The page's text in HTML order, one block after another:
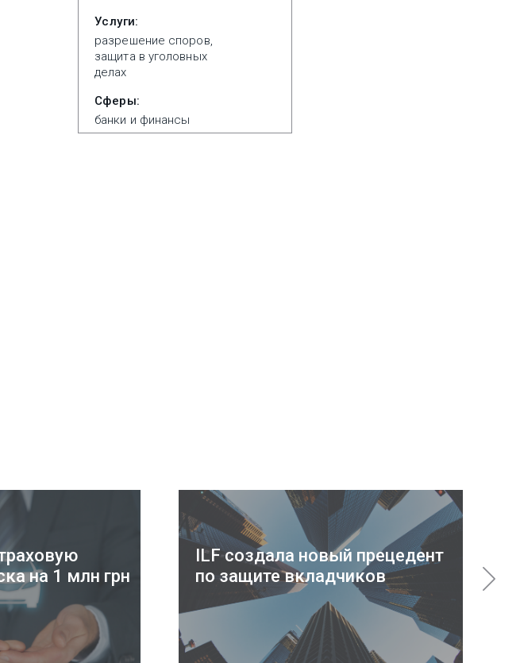
Услуги:
разрешение споров,
защита в уголовных
делах
Сферы:
банки и финансы
на 1 млн грн
ILF cоздала новый прецедент
по защите вкладчиков